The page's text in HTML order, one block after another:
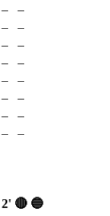
–
–
–
–
–
–
–
–
–
–
–
–
–
–
– –
2' 🔴 🔵